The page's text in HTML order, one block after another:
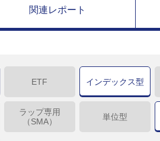
関連レポート
ETF インデックス型
ラップ専用
（SMA）
単位型